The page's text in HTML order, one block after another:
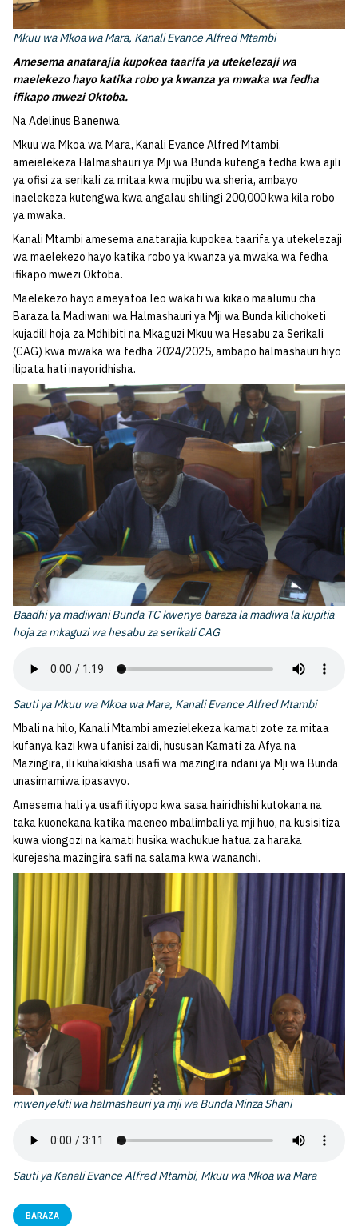
Mkuu wa Mkoa wa Mara, Kanali Evance Alfred Mtambi
Amesema anatarajia kupokea taarifa ya utekelezaji wa
maelekezo hayo katika robo ya kwanza ya mwaka wa fedha
ifikapo mwezi Oktoba.
Na Adelinus Banenwa
Mkuu wa Mkoa wa Mara, Kanali Evance Alfred Mtambi,
ameielekeza Halmashauri ya Mji wa Bunda kutenga fedha kwa ajili
ya ofisi za serikali za mitaa kwa mujibu wa sheria, ambayo
inaelekeza kutengwa kwa angalau shilingi 200,000 kwa kila robo
ya mwaka.
Kanali Mtambi amesema anatarajia kupokea taarifa ya utekelezaji
wa maelekezo hayo katika robo ya kwanza ya mwaka wa fedha
ifikapo mwezi Oktoba.
Maelekezo hayo ameyatoa leo wakati wa kikao maalumu cha
Baraza la Madiwani wa Halmashauri ya Mji wa Bunda kilichoketi
kujadili hoja za Mdhibiti na Mkaguzi Mkuu wa Hesabu za Serikali
(CAG) kwa mwaka wa fedha 2024/2025, ambapo halmashauri hiyo
ilipata hati inayoridhisha.
Baadhi ya madiwani Bunda TC kwenye baraza la madiwa la kupitia
hoja za mkaguzi wa hesabu za serikali CAG
Sauti ya Mkuu wa Mkoa wa Mara, Kanali Evance Alfred Mtambi
Mbali na hilo, Kanali Mtambi amezielekeza kamati zote za mitaa
kufanya kazi kwa ufanisi zaidi, hususan Kamati za Afya na
Mazingira, ili kuhakikisha usafi wa mazingira ndani ya Mji wa Bunda
unasimamiwa ipasavyo.
Amesema hali ya usafi iliyopo kwa sasa hairidhishi kutokana na
taka kuonekana katika maeneo mbalimbali ya mji huo, na kusisitiza
kuwa viongozi na kamati husika wachukue hatua za haraka
kurejesha mazingira safi na salama kwa wananchi.
mwenyekiti wa halmashauri ya mji wa Bunda Minza Shani
Sauti ya Kanali Evance Alfred Mtambi, Mkuu wa Mkoa wa Mara
BARAZA